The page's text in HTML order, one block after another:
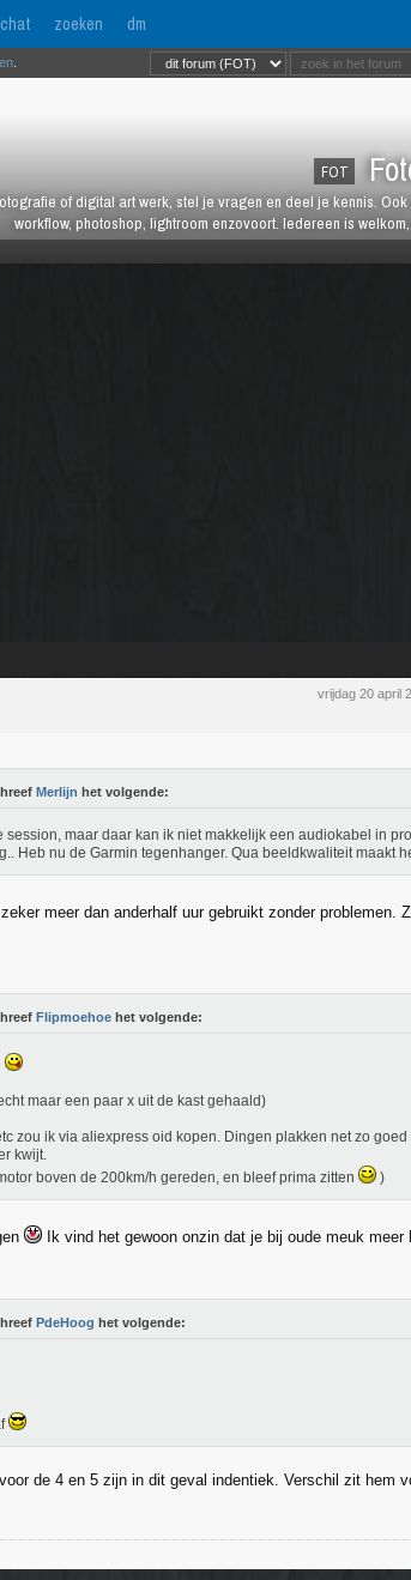
chat zoeken dm
FOT
of digital art werk, stel je vragen en deel je kennis.
workflow, photoshop, lightroom enzovoort. Iedereen is
vrijdag 20 april
Merlijn het volgende:
session, maar daar kan ik niet makkelijk een audiokabel in
Heb nu de Garmin tegenhanger. Qua beeldkwaliteit maakt
meer dan anderhalf uur gebruikt zonder problemen.
Flipmoehoe het volgende:
maar een paar x uit de kast gehaald)
zou ik via aliexpress oid kopen. Dingen plakken net zo goed
kwijt.
boven de 200km/h gereden, en bleef prima zitten
)
Ik vind het gewoon onzin dat je bij oude meuk meer
PdeHoog het volgende:
de 4 en 5 zijn in dit geval indentiek. Verschil zit hem